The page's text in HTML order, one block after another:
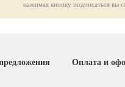
нажимая кнопку подписаться вы
Оплата и